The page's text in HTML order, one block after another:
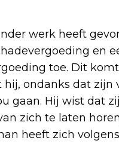
werk heeft
en
toe. Dit
ondanks dat zijn
gaan. Hij wist dat
zich te laten
heeft zich